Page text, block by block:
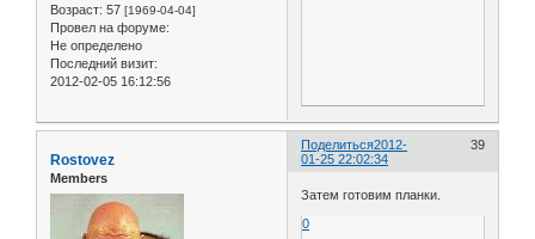
Возраст: 57 [1969-04-04]
Провел на форуме:
Не определено
Последний визит:
2012-02-05 16:12:56
Поделиться 39
2012-
01-25 22:02:34
Rostovez
Members
Затем готовим планки.
0